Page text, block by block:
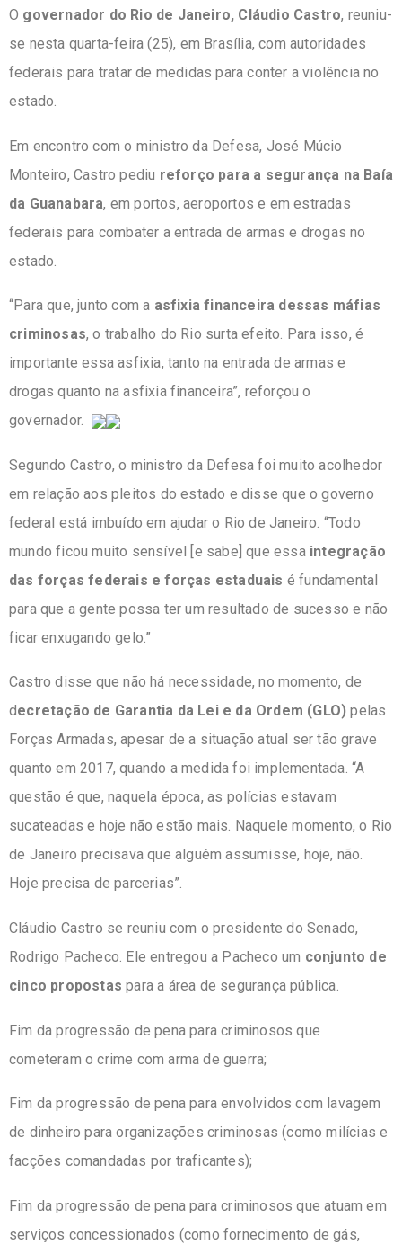
O governador do Rio de Janeiro, Cláudio Castro, reuniu-
se nesta quarta-feira (25), em Brasília, com autoridades
federais para tratar de medidas para conter a violência no
estado.
Em encontro com o ministro da Defesa, José Múcio
Monteiro, Castro pediu reforço para a segurança na Baía
da Guanabara, em portos, aeroportos e em estradas
federais para combater a entrada de armas e drogas no
estado.
“Para que, junto com a asfixia financeira dessas máfias
criminosas, o trabalho do Rio surta efeito. Para isso, é
importante essa asfixia, tanto na entrada de armas e
drogas quanto na asfixia financeira”, reforçou o
governador.
Segundo Castro, o ministro da Defesa foi muito acolhedor
em relação aos pleitos do estado e disse que o governo
federal está imbuído em ajudar o Rio de Janeiro. “Todo
mundo ficou muito sensível [e sabe] que essa integração
das forças federais e forças estaduais é fundamental
para que a gente possa ter um resultado de sucesso e não
ficar enxugando gelo.”
Castro disse que não há necessidade, no momento, de
decretação de Garantia da Lei e da Ordem (GLO) pelas
Forças Armadas, apesar de a situação atual ser tão grave
quanto em 2017, quando a medida foi implementada. “A
questão é que, naquela época, as polícias estavam
sucateadas e hoje não estão mais. Naquele momento, o Rio
de Janeiro precisava que alguém assumisse, hoje, não.
Hoje precisa de parcerias”.
Cláudio Castro se reuniu com o presidente do Senado,
Rodrigo Pacheco. Ele entregou a Pacheco um conjunto de
cinco propostas para a área de segurança pública.
Fim da progressão de pena para criminosos que
cometeram o crime com arma de guerra;
Fim da progressão de pena para envolvidos com lavagem
de dinheiro para organizações criminosas (como milícias e
facções comandadas por traficantes);
Fim da progressão de pena para criminosos que atuam em
serviços concessionados (como fornecimento de gás,